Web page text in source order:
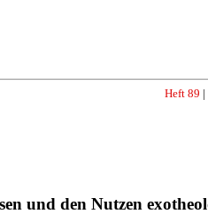
Heft 89 |
und den Nutzen